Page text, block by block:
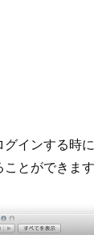
グインする時
とができます